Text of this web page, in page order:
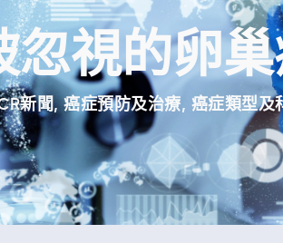
忽視的卵
新聞,癌症預防及治療, 癌症類型及
捐款支持
現在捐贈